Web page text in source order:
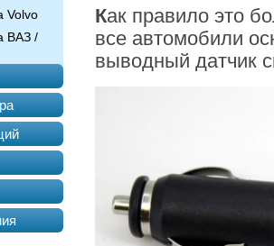
Volvo
ВАЗ /
Как правило это
все автомобили
выводный датчик